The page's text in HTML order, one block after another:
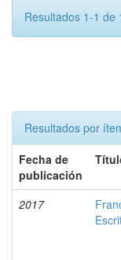
Resultados 1-1 de
Resultados por
Fecha de
publicación
2017